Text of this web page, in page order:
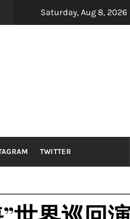
四大印尼金曲制造机Dadali、
Saturday, Aug 8, 2026
TWITTER